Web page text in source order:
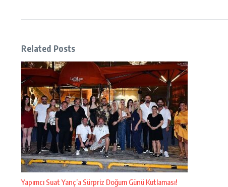
Related Posts
Yapımcı Suat Yanç’a Sürpriz Doğum Günü Kutlaması!